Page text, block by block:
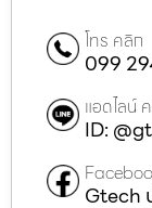
โทร คลิก
099
แอดไลน์
ID:
Gtech